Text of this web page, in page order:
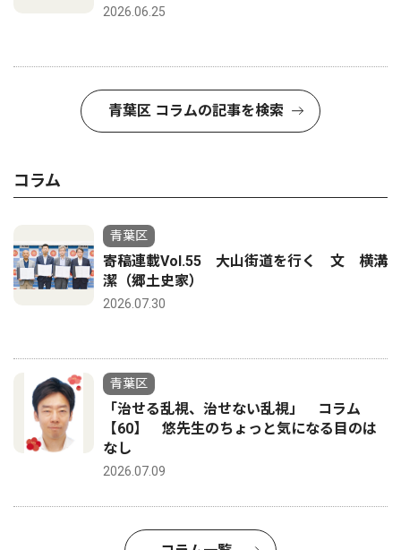
2026.06.25
青葉区 コラムの記事を検索
コラム
青葉区
寄稿連載Vol.55 大山街道を行く 文 横溝
潔（郷土史家）
2026.07.30
青葉区
「治せる乱視、治せない乱視」 コラム
【60】 悠先生のちょっと気になる目のは
なし
2026.07.09